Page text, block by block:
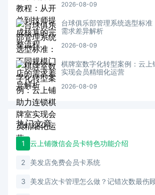
2026-08-09
台球俱乐部管理系统选型标准
需求差异解析
2026-08-09
棋牌室数字化转型案例：云上
实现会员精细化运营
2026-08-09
热门文章
1 云上铺微信会员卡特色功能介绍
2 美发店免费会员卡系统
3 美发店次卡管理怎么做？记错次数最伤